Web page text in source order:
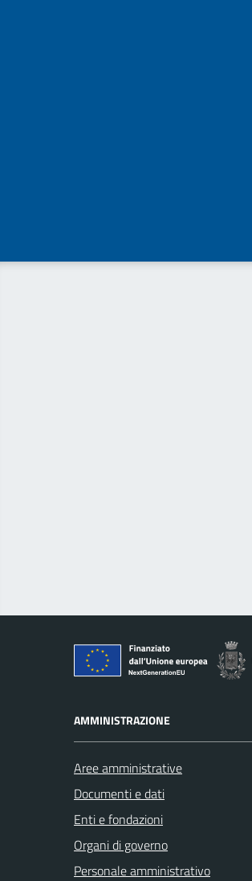
AMMINISTRAZIONE
Aree amministrative
Documenti e dati
Enti e fondazioni
Organi di governo
Personale amministrativo